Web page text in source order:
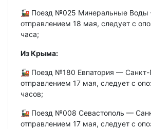
🚂 Поезд №025 Минеральные
отправлением 18 мая, следует с
часа;
Из Крыма:
🚂 Поезд №180 Евпатория — Санкт-
отправлением 17 мая, следует с
часов;
🚂 Поезд №008 Севастополь —
отправлением 17 мая, следует с